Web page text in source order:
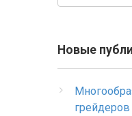
Новые